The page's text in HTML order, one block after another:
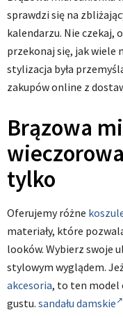
sprawdzi się na
kalendarzu. Nie czekaj,
przekonaj się, jak wiele
stylizacja była
zakupów online z
Brązowa
tylko
Oferujemy różne
materiały, które
looków. Wybierz swoje
stylowym wyglądem.
akcesoria, to ten model
gustu. sandału damskie